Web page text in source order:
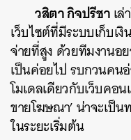
วสิตา กิจปรีชาเ
เว็บไซต์ที่มีระบบเก็บเ
จ่ายที่สูง ด้วยทีมงานอ
เป็นค่อยไป รบกวนคน
โมเดลเดียวกับเว็บคอ
ขายโฆษณา’ น่าจะเป็
ในระยะเริ่มต้น